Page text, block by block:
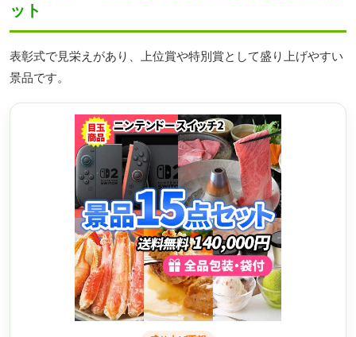
ット
表彰式で見栄えがあり、上位賞や特別賞として盛り上げやすい
景品です。